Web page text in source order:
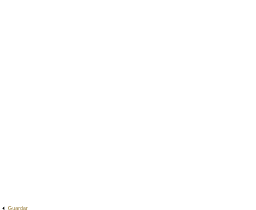
Guardar